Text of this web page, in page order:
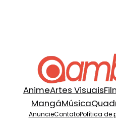
AnimeArtes Visuais
MangáMúsica
AnuncieContatoPolítica de